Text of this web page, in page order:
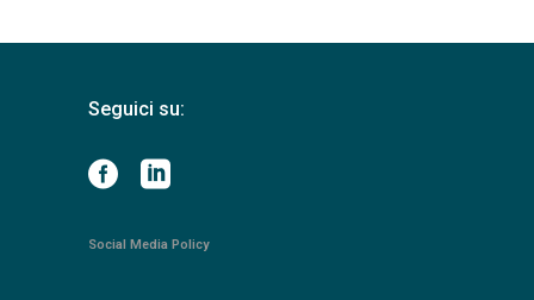
Seguici su:
Social Media Policy